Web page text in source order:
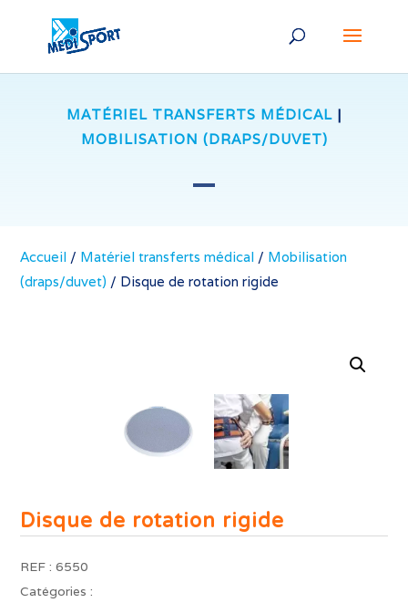
MATÉRIEL TRANSFERTS MÉDICAL |
MOBILISATION (DRAPS/DUVET)
Accueil / Matériel transferts médical / Mobilisation
(draps/duvet) / Disque de rotation rigide
Disque de rotation rigide
REF : 6550
Catégories :